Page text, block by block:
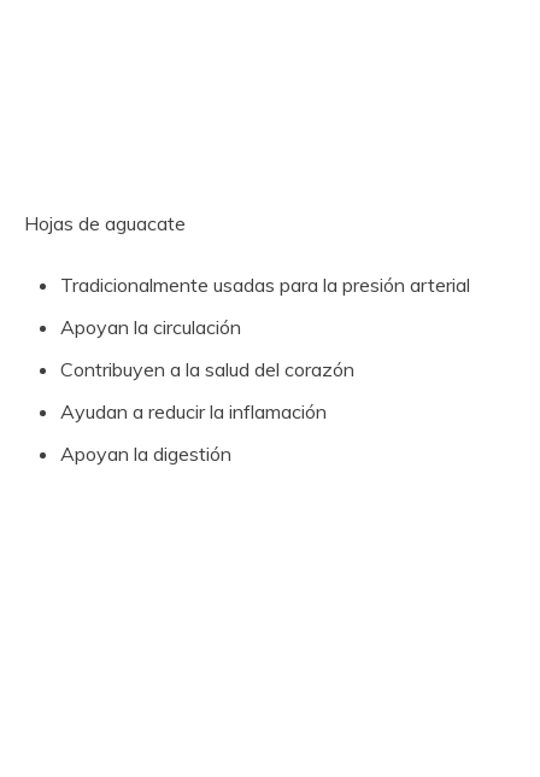
Hojas de aguacate
Tradicionalmente usadas para la presión arterial
Apoyan la circulación
Contribuyen a la salud del corazón
Ayudan a reducir la inflamación
Apoyan la digestión